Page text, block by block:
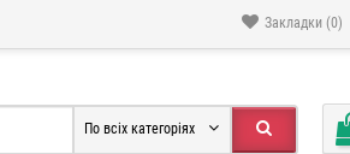
Закладки (0)
По всіх категоріях